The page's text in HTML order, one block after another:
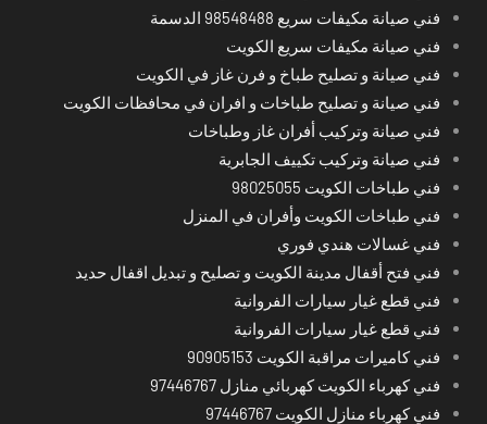
فني صيانة مكيفات سريع 98548488 الدسمة
فني صيانة مكيفات سريع الكويت
فني صيانة و تصليح طباخ و فرن غاز في الكويت
فني صيانة و تصليح طباخات و افران في محافظات الكويت
فني صيانة وتركيب أفران غاز وطباخات
فني صيانة وتركيب تكييف الجابرية
فني طباخات الكويت 98025055
فني طباخات الكويت وأفران في المنزل
فني غسالات هندي فوري
فني فتح أقفال مدينة الكويت و تصليح و تبديل اقفال حديد
فني قطع غيار سيارات الفروانية
فني قطع غيار سيارات الفروانية
فني كاميرات مراقبة الكويت 90905153
فني كهرباء الكويت كهربائي منازل 97446767
فني كهرباء منازل الكويت 97446767